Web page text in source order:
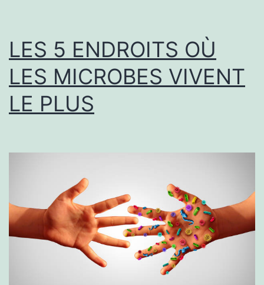
LES 5 ENDROITS OÙ
LES MICROBES VIVENT
LE PLUS